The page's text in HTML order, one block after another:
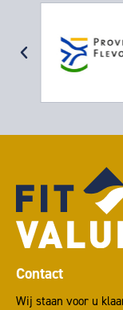
Contact
Wij staan voor u